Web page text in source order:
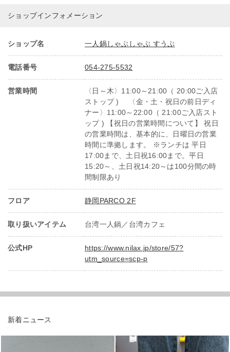
ショップインフォメーション
ショップ名 一人鍋しゃぶしゃぶ すうぷ
電話番号 054-275-5532
営業時間
〈日～木〉11:00～21:00（ 20:00ご入店
ストップ ) 〈金・土・祝日の前日ディ
ナー〉11:00～22:00（ 21:00ご入店スト
ップ ) 【祝日の営業時間について】 祝日
の営業時間は、基本的に、日曜日の営業
時間に準拠します。 ※ランチは 平日
17:00まで、土日祝16:00まで。平日
15:20～、土日祝14:20～は100分間の時
間制限あり
フロア 静岡PARCO 2F
取り扱いアイテム 台湾一人鍋／台湾カフェ
公式HP
https://www.nilax.jp/store/57?
utm_source=scp-p
新着ニュース